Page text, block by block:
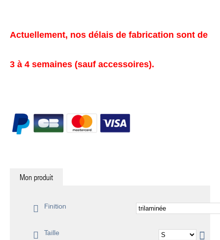
Actuellement, nos délais de fabrication sont de
3 à 4 semaines (sauf accessoires).
Mon produit
Finition
Taille